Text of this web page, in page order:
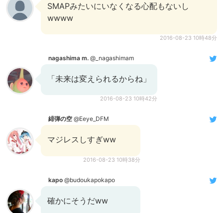
SMAPみたいにいなくなる心配もないし
wwww
2016-08-23 10時48分
nagashima m. @_nagashimam
「未来は変えられるからね」
2016-08-23 10時42分
緋弾の空 @Eeye_DFM
マジレスしすぎww
2016-08-23 10時38分
kapo @budoukapokapo
確かにそうだww